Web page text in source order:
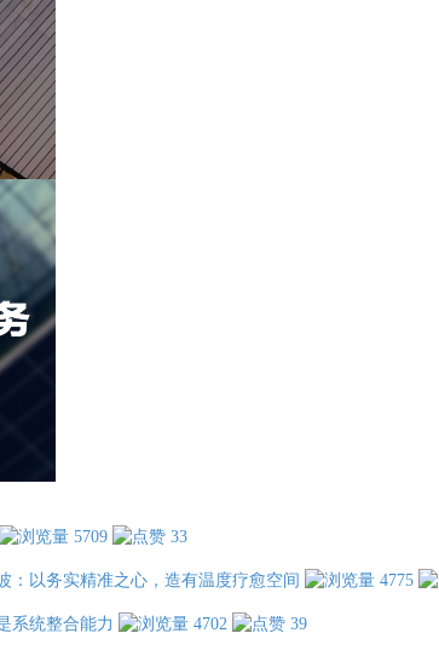
5709 33
：以务实精准之心，造有温度疗愈空间 4775
系统整合能力 4702 39